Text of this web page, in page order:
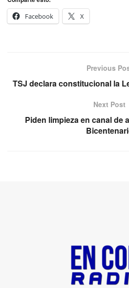
Facebook
X
Previous
TSJ declara constitucional la
Next Post
Piden limpieza en canal de